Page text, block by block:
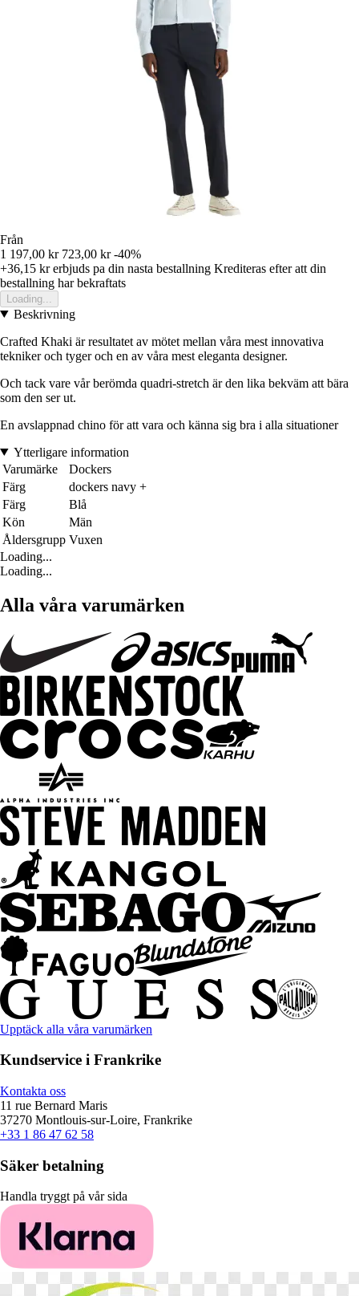
Från
1 197,00 kr 723,00 kr -40%
+36,15 krerbjuds pa din nasta bestallning Krediteras efter att din
bestallning har bekraftats
Loading...
Beskrivning
Crafted Khaki är resultatet av mötet mellan våra mest innovativa
tekniker och tyger och en av våra mest eleganta designer.
Och tack vare vår berömda quadri-stretch är den lika bekväm att bära
som den ser ut.
En avslappnad chino för att vara och känna sig bra i alla situationer
Ytterligare information
Varumärke
Dockers
Färg
dockers navy +
Färg
Blå
Kön
Män
Åldersgrupp Vuxen
Loading...
Loading...
Alla våra varumärken
Upptäck alla våra varumärken
Kundservice i Frankrike
Kontakta oss
11 rue Bernard Maris
37270 Montlouis-sur-Loire, Frankrike
+33 1 86 47 62 58
Säker betalning
Handla tryggt på vår sida